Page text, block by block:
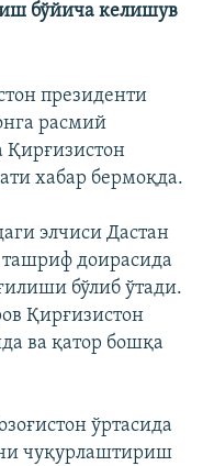
бўйича келишув
президенти
расмий
Қирғизистон
хабар бермоқда.
элчиси Дастан
доирасида
бўлиб ўтади.
Қирғизистон
ва қатор бошқа
ўртасида
чуқурлаштириш